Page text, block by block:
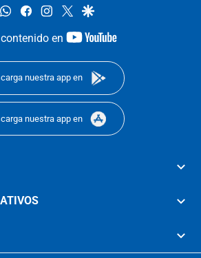
whatsappfacebookinstagram
twittergoogle
en
youtube-
nuestra app en
nuestra app en